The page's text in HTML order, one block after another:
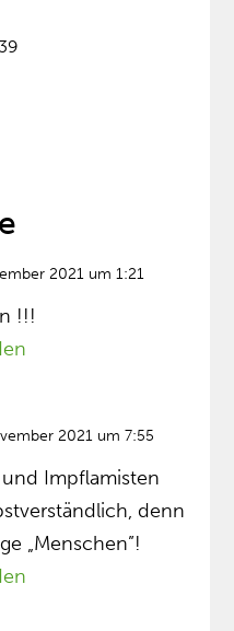
2021 um 1:21
!!!
2021 um 7:55
Impflamisten
denn
„Menschen”!